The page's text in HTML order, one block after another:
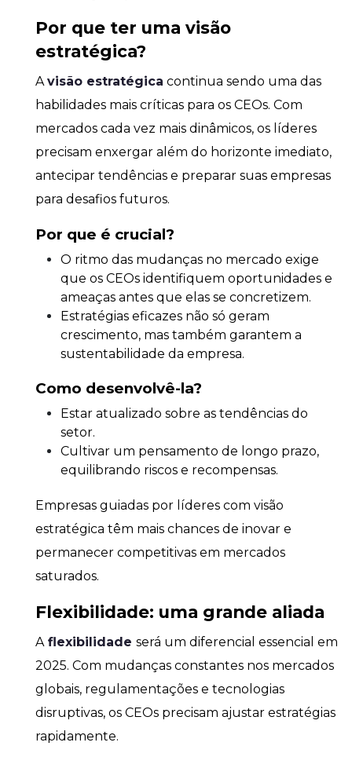
Por que ter uma visão
estratégica?
Avisão estratégica continua sendo uma das
habilidades mais críticas para os CEOs. Com
mercados cada vez mais dinâmicos, os líderes
precisam enxergar além do horizonte imediato,
antecipar tendências e preparar suas empresas
para desafios futuros.
Por que é crucial?
O ritmo das mudanças no mercado exige
que os CEOs identifiquem oportunidades e
ameaças antes que elas se concretizem.
Estratégias eficazes não só geram
crescimento, mas também garantem a
sustentabilidade da empresa.
Como desenvolvê-la?
Estar atualizado sobre as tendências do
setor.
Cultivar um pensamento de longo prazo,
equilibrando riscos e recompensas.
Empresas guiadas por líderes com visão
estratégica têm mais chances de inovar e
permanecer competitivas em mercados
saturados.
Flexibilidade: uma grande aliada
Aflexibilidadeserá um diferencial essencial em
2025. Com mudanças constantes nos mercados
globais, regulamentações e tecnologias
disruptivas, os CEOs precisam ajustar estratégias
rapidamente.